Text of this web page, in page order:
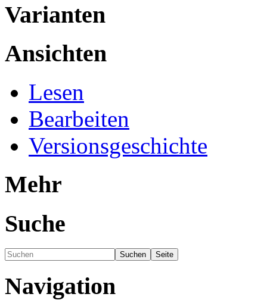
Varianten
Ansichten
Lesen
Bearbeiten
Versionsgeschichte
Mehr
Suche
Navigation